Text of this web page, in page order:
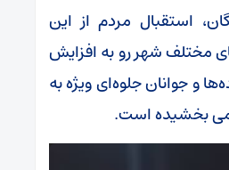
استقبال مردم از این
مختلف شهر رو به افزایش
و جوانان جلوه‌ای ویژه به
بخشیده است.